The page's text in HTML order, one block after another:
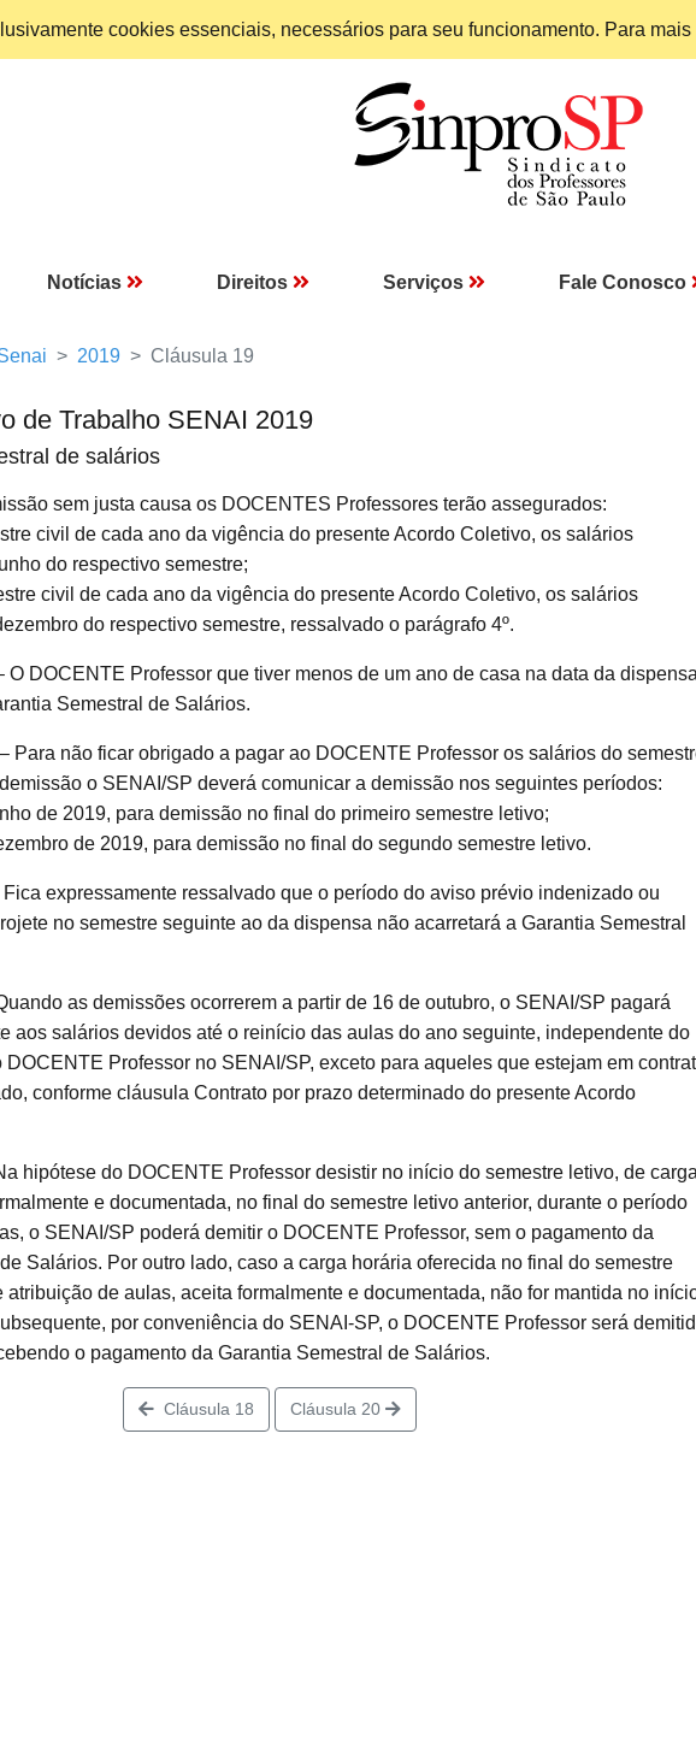
cookies essenciais, necessários para seu funcionamento. Para
Notícias Direitos Serviços Fale Conosco
2019 Cláusula 19
de Trabalho SENAI 2019
de salários
sem justa causa os DOCENTES Professores terão assegurados:
civil de cada ano da vigência do presente Acordo Coletivo, os salários
do respectivo semestre;
civil de cada ano da vigência do presente Acordo Coletivo, os salários
do respectivo semestre, ressalvado o parágrafo 4º.
O DOCENTE Professor que tiver menos de um ano de casa na data da dispensa
Semestral de Salários.
Para não ficar obrigado a pagar ao DOCENTE Professor os salários do
o SENAI/SP deverá comunicar a demissão nos seguintes períodos:
de 2019, para demissão no final do primeiro semestre letivo;
de 2019, para demissão no final do segundo semestre letivo.
expressamente ressalvado que o período do aviso prévio indenizado ou
no semestre seguinte ao da dispensa não acarretará a Garantia Semestral
as demissões ocorrerem a partir de 16 de outubro, o SENAI/SP pagará
aos salários devidos até o reinício das aulas do ano seguinte, independente do
DOCENTE Professor no SENAI/SP, exceto para aqueles que estejam em
conforme cláusula Contrato por prazo determinado do presente Acordo
hipótese do DOCENTE Professor desistir no início do semestre letivo, de carga
e documentada, no final do semestre letivo anterior, durante o período
o SENAI/SP poderá demitir o DOCENTE Professor, sem o pagamento da
Salários. Por outro lado, caso a carga horária oferecida no final do semestre
atribuição de aulas, aceita formalmente e documentada, não for mantida no
por conveniência do SENAI-SP, o DOCENTE Professor será
o pagamento da Garantia Semestral de Salários.
Cláusula 18 Cláusula 20